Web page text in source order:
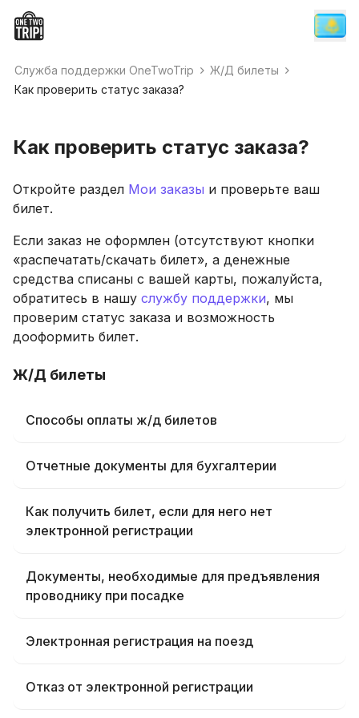
Служба поддержки OneTwoTrip
Ж/Д билеты
Как проверить статус заказа?
Как проверить статус заказа?
Откройте раздел Мои заказы и проверьте ваш
билет.
Если заказ не оформлен (отсутствуют кнопки
«распечатать/скачать билет», а денежные
средства списаны с вашей карты, пожалуйста,
обратитесь в нашу службу поддержки, мы
проверим статус заказа и возможность
дооформить билет.
Ж/Д билеты
Способы оплаты ж/д билетов
Отчетные документы для бухгалтерии
Как получить билет, если для него нет
электронной регистрации
Документы, необходимые для предъявления
проводнику при посадке
Электронная регистрация на поезд
Отказ от электронной регистрации